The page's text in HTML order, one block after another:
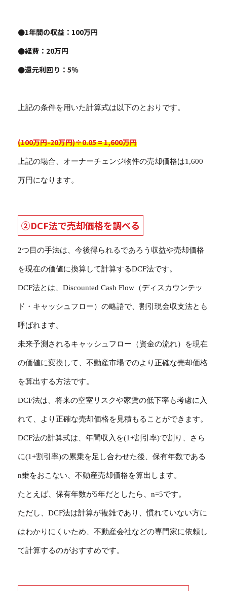
●1年間の収益：100万円
●経費：20万円
●還元利回り：5％
上記の条件を用いた計算式は以下のとおりです。
(100万円-20万円)÷0.05 = 1,600万円
上記の場合、オーナーチェンジ物件の売却価格は1,600
万円になります。
②DCF法で売却価格を調べる
2つ目の手法は、今後得られるであろう収益や売却価格
を現在の価値に換算して計算するDCF法です。
DCF法とは、Discounted Cash Flow（ディスカウンテッ
ド・キャッシュフロー）の略語で、割引現金収支法とも
呼ばれます。
未来予測されるキャッシュフロー（資金の流れ）を現在
の価値に変換して、不動産市場でのより正確な売却価格
を算出する方法です。
DCF法は、将来の空室リスクや家賃の低下率も考慮に入
れて、より正確な売却価格を見積もることができます。
DCF法の計算式は、年間収入を(1+割引率)で割り、さら
に(1+割引率)の累乗を足し合わせた後、保有年数である
n乗をおこない、不動産売却価格を算出します。
たとえば、保有年数が5年だとしたら、n=5です。
ただし、DCF法は計算が複雑であり、慣れていない方に
はわかりにくいため、不動産会社などの専門家に依頼し
て計算するのがおすすめです。